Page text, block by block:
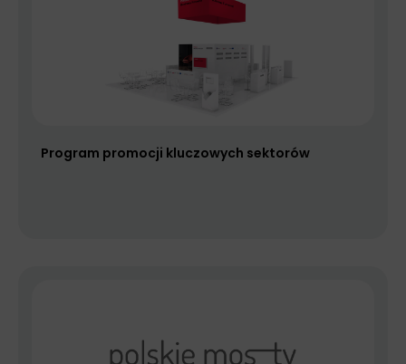
Program promocji kluczowych sektorów